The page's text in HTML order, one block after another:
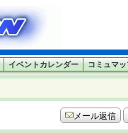
イベントカレンダー コミュマッ
メール返信